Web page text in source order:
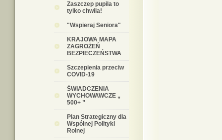
Zaszczep pupila to
tylko chwila!
"Wspieraj Seniora"
KRAJOWA MAPA
ZAGROŻEŃ
BEZPIECZEŃSTWA
Szczepienia przeciw
COVID-19
ŚWIADCZENIA
WYCHOWAWCZE „
500+ ”
Plan Strategiczny dla
Wspólnej Polityki
Rolnej